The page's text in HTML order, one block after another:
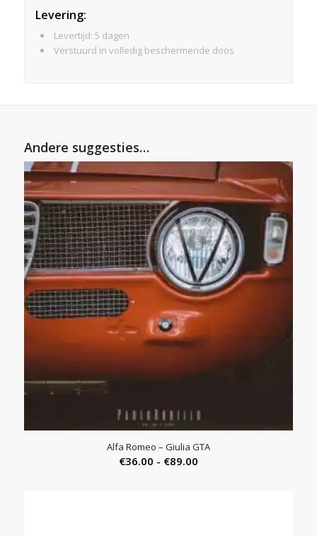
Levering:
Levertijd: 5 dagen
Verstuurd in volledig beschermende doos
Andere suggesties…
Alfa Romeo – Giulia GTA
€36.00 - €89.00Prijsklasse: